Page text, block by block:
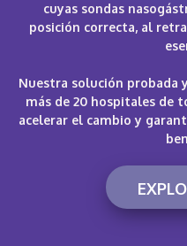
cuyas sondas
posición correcta, al
Nuestra solución probada
más de 20 hospitales de
acelerar el cambio y